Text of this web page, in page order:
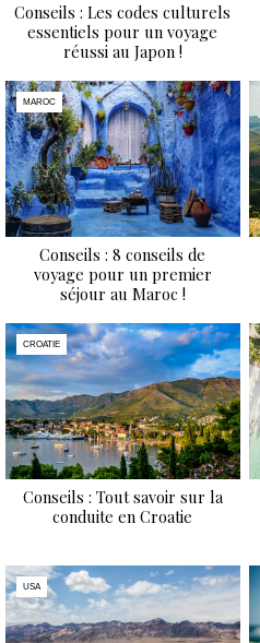
Conseils : Les codes culturels
essentiels pour un voyage
réussi au Japon !
MAROC
Conseils : 8 conseils de
voyage pour un premier
séjour au Maroc !
CROATIE
Conseils : Tout savoir sur la
conduite en Croatie
USA